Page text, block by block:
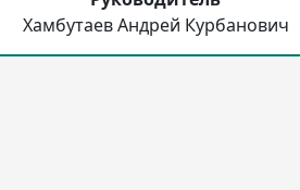
Хамбутаев Андрей Курбанович